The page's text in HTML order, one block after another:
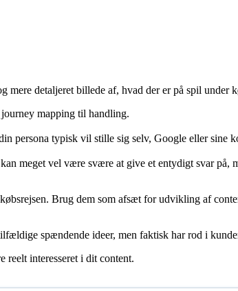
detaljeret billede af, hvad der er på spil under
mapping til handling.
persona typisk vil stille sig selv, Google eller sine
meget vel være svære at give et entydigt svar
Brug dem som afsæt for udvikling af
spændende ideer, men faktisk har rod i
reelt interesseret i dit content.